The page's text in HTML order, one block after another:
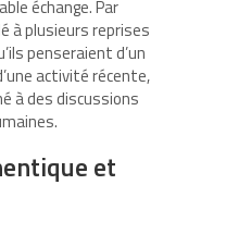
échange. Par
à plusieurs reprises
penseraient d’un
activité récente,
à des discussions
et